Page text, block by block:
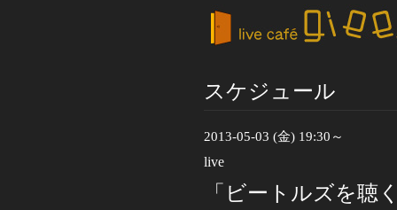
スケジュール
2013-05-03 (金) 19:30～
live
「ビートルズを聴